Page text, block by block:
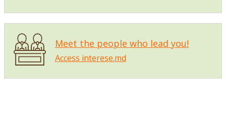
Meet the people who lead you!
Access interese.md